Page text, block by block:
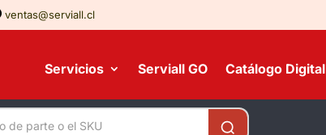
ventas@serviall.cl
Servicios Serviall GO Catálogo Digital